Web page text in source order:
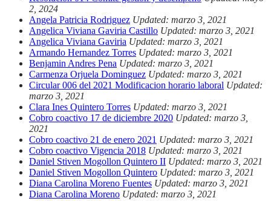
2, 2024
Angela Patricia Rodriguez Updated: marzo 3, 2021
Angelica Viviana Gaviria Castillo Updated: marzo 3, 2021
Angelica Viviana Gaviria Updated: marzo 3, 2021
Armando Hernandez Torres Updated: marzo 3, 2021
Benjamin Andres Pena Updated: marzo 3, 2021
Carmenza Orjuela Dominguez Updated: marzo 3, 2021
Circular 006 del 2021 Modificacion horario laboral Updated:
marzo 3, 2021
Clara Ines Quintero Torres Updated: marzo 3, 2021
Cobro coactivo 17 de diciembre 2020 Updated: marzo 3,
2021
Cobro coactivo 21 de enero 2021 Updated: marzo 3, 2021
Cobro coactivo Vigencia 2018 Updated: marzo 3, 2021
Daniel Stiven Mogollon Quintero II Updated: marzo 3, 2021
Daniel Stiven Mogollon Quintero Updated: marzo 3, 2021
Diana Carolina Moreno Fuentes Updated: marzo 3, 2021
Diana Carolina Moreno Updated: marzo 3, 2021